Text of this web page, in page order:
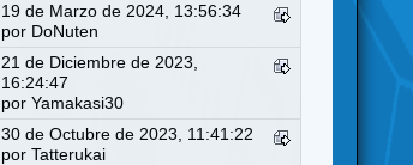
19 de Marzo de 2024, 13:56:34
por DoNuten
21 de Diciembre de 2023,
16:24:47
porYamakasi30
30 de Octubre de 2023, 11:41:22
porTatterukai